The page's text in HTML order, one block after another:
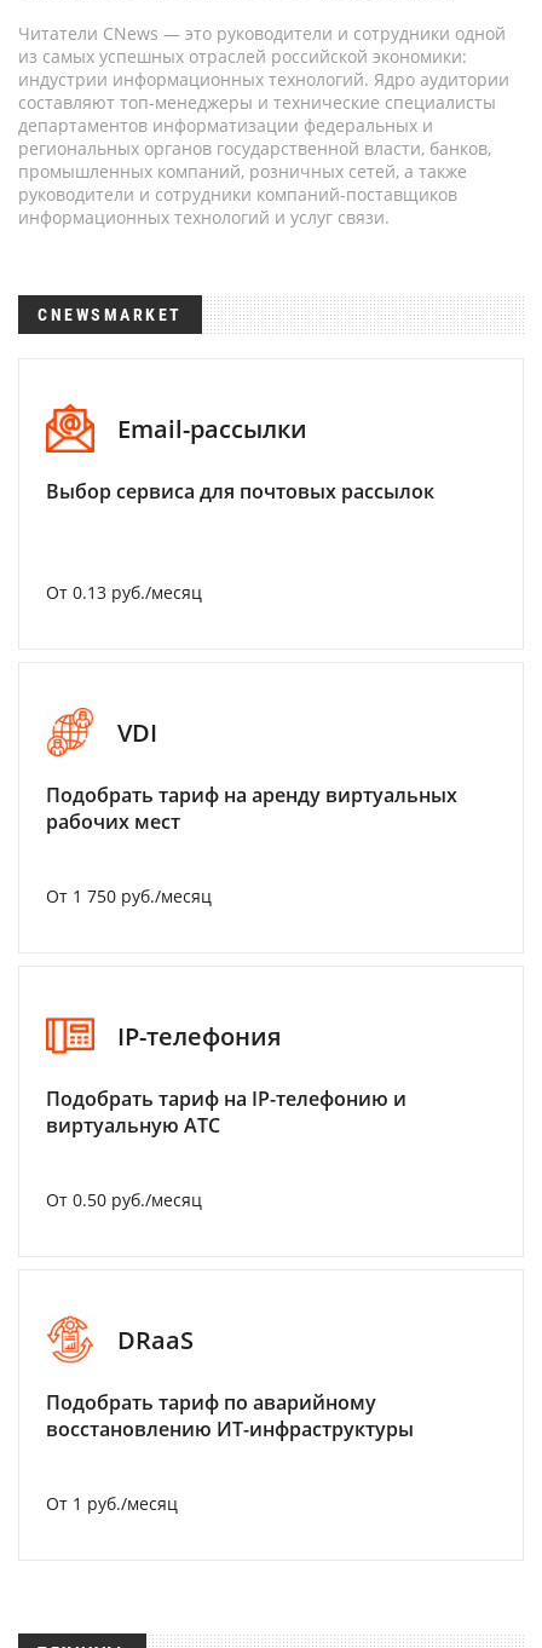
Читатели CNews — это руководители и сотрудники одной
из самых успешных отраслей российской экономики:
индустрии информационных технологий. Ядро аудитории
составляют топ-менеджеры и технические специалисты
департаментов информатизации федеральных и
региональных органов государственной власти, банков,
промышленных компаний, розничных сетей, а также
руководители и сотрудники компаний-поставщиков
информационных технологий и услуг связи.
CNEWSMARKET
Email-рассылки
Выбор сервиса для почтовых рассылок
От 0.13 руб./месяц
VDI
Подобрать тариф на аренду виртуальных
рабочих мест
От 1 750 руб./месяц
IP-телефония
Подобрать тариф на IP-телефонию и
виртуальную АТС
От 0.50 руб./месяц
DRaaS
Подобрать тариф по аварийному
восстановлению ИТ-инфраструктуры
От 1 руб./месяц